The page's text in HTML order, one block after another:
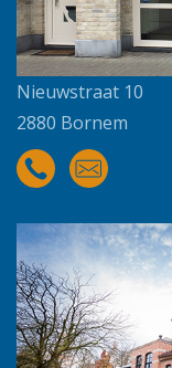
Nieuwstraat 10
2880 Bornem